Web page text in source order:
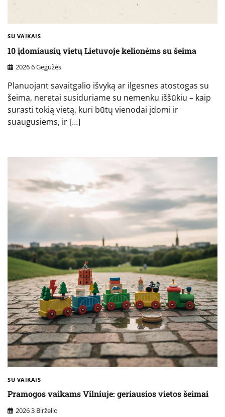
SU VAIKAIS
10 įdomiausių vietų Lietuvoje kelionėms su šeima
2026 6 Gegužės
Planuojant savaitgalio išvyką ar ilgesnes atostogas su
šeima, neretai susiduriame su nemenku iššūkiu – kaip
surasti tokią vietą, kuri būtų vienodai įdomi ir
suaugusiems, ir […]
SU VAIKAIS
Pramogos vaikams Vilniuje: geriausios vietos šeimai
2026 3 Birželio